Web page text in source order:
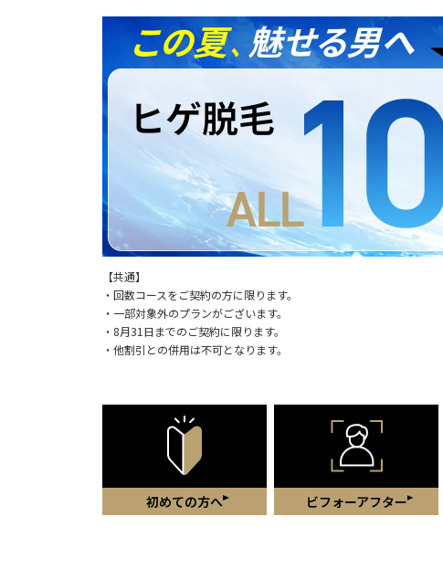
【共通】
・回数コースをご契約の方に限ります。
・一部対象外のプランがございます。
・8月31日までのご契約に限ります。
・他割引との併用は不可となります。
初めての方へ ビフォーアフター